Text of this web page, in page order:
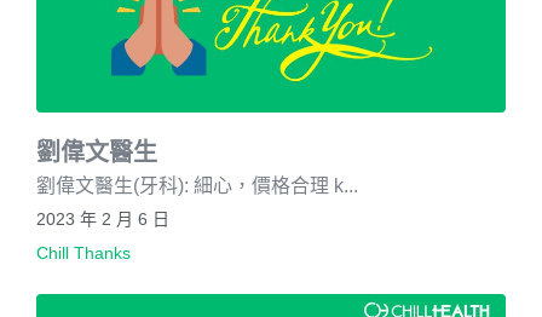
劉偉文醫生
劉偉文醫生(牙科): 細心，價格合理 k...
2023 年 2 月 6 日
Chill Thanks